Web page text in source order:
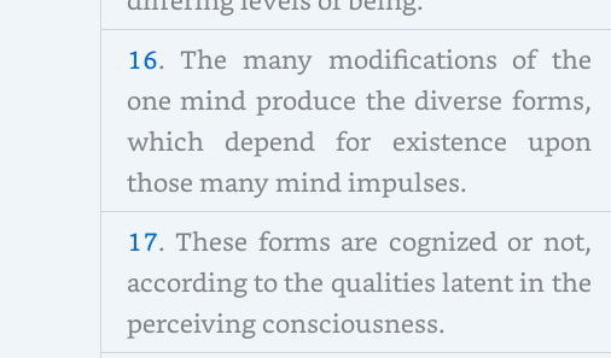
16. The many modifications of the
one mind produce the diverse forms,
which depend for existence upon
those many mind impulses.
17. These forms are cognized or not,
according to the qualities latent in the
perceiving consciousness.